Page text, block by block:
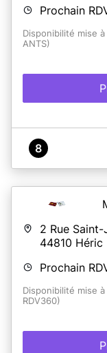
Prochain
Disponibilité mise
ANTS)
8
2 Rue Saint-
44810 Héric
Prochain
Disponibilité mise
RDV360)